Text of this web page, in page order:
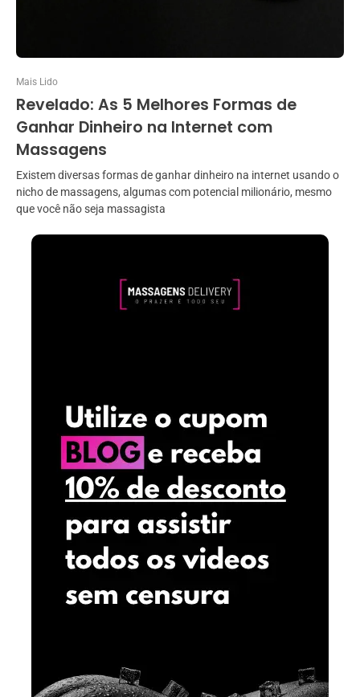
Mais Lido
Revelado: As 5 Melhores Formas de
Ganhar Dinheiro na Internet com
Massagens
Existem diversas formas de ganhar dinheiro na internet usando o
nicho de massagens, algumas com potencial milionário, mesmo
que você não seja massagista